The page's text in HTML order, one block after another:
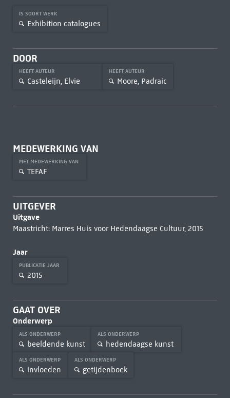
IS SOORT WERK
Exhibition catalogues
DOOR
HEEFT AUTEUR
Casteleijn, Elvie
HEEFT AUTEUR
Moore, Padraic
MEDEWERKING VAN
MET MEDEWERKING VAN
TEFAF
UITGEVER
Uitgave
Maastricht: Marres Huis voor Hedendaagse Cultuur, 2015
Jaar
PUBLICATIE JAAR
2015
GAAT OVER
Onderwerp
ALS ONDERWERP
beeldende kunst
ALS ONDERWERP
hedendaagse kunst
ALS ONDERWERP
invloeden
ALS ONDERWERP
getijdenboek